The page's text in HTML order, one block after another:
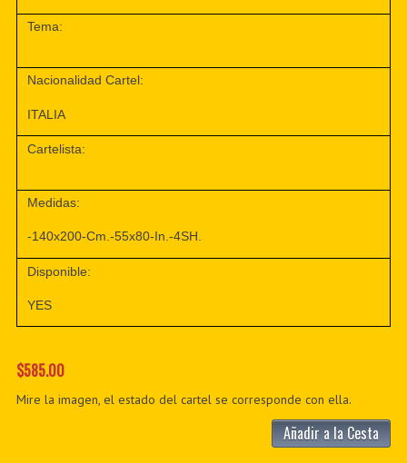
Tema:
Nacionalidad Cartel:
ITALIA
Cartelista:
Medidas:
-140x200-Cm.-55x80-In.-4SH.
Disponible:
YES
$585.00
Mire la imagen, el estado del cartel se corresponde con ella.
Añadir a la Cesta